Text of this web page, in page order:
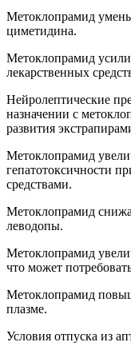
Метоклопрамид
циметидина.
Метоклопрамид
лекарственных
Нейролептические
назначении с
развития
Метоклопрамид
гепатотоксичности
средствами.
Метоклопрамид
леводопы.
Метоклопрамид
что может
Метоклопрамид
плазме.
Условия отпуска из